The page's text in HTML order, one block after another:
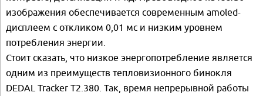
изображения обеспечивается современным amoled-
дисплеем с откликом 0,01 мс и низким уровнем
потребления энергии.
Стоит сказать, что низкое энергопотребление является
одним из преимуществ тепловизионного бинокля
DEDAL Tracker Т2.380. Так, время непрерывной работы